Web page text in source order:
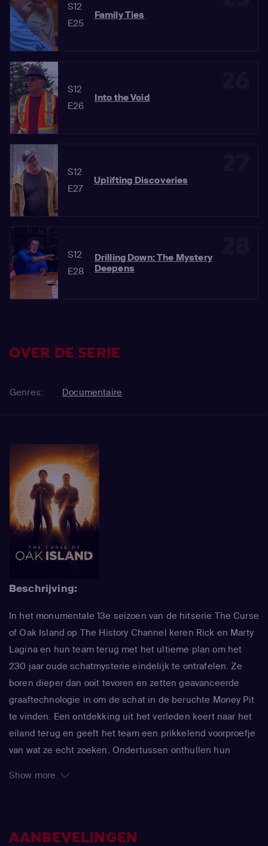
S12
E25
Family Ties
S12
E26
Into the Void
S12
E27
Uplifting Discoveries
S12
E28
Drilling Down: The Mystery
Deepens
OVER DE SERIE
Genres: Documentaire
Beschrijving:
In het monumentale 13e seizoen van de hitserie The Curse
of Oak Island op The History Channel keren Rick en Marty
Lagina en hun team terug met het ultieme plan om het
230 jaar oude schatmysterie eindelijk te ontrafelen. Ze
boren dieper dan ooit tevoren en zetten geavanceerde
graaftechnologie in om de schat in de beruchte Money Pit
te vinden. Een ontdekking uit het verleden keert naar het
eiland terug en geeft het team een prikkelend voorproefje
van wat ze echt zoeken. Ondertussen onthullen hun
Show more
AANBEVELINGEN